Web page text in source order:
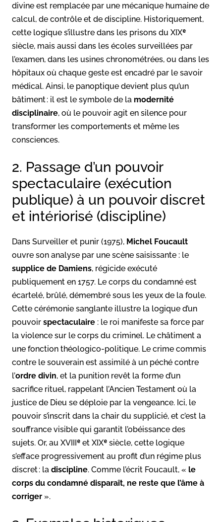
divine est remplacée par une mécanique humaine de
calcul, de contrôle et de discipline. Historiquement,
cette logique s’illustre dans les prisons du XIXᵉ
siècle, mais aussi dans les écoles surveillées par
l’examen, dans les usines chronométrées, ou dans les
hôpitaux où chaque geste est encadré par le savoir
médical. Ainsi, le panoptique devient plus qu’un
bâtiment : il est le symbole de la modernité
disciplinaire, où le pouvoir agit en silence pour
transformer les comportements et même les
consciences.
2. Passage d’un pouvoir
spectaculaire (exécution
publique) à un pouvoir discret
et intériorisé (discipline)
Dans Surveiller et punir (1975), Michel Foucault
ouvre son analyse par une scène saisissante : le
supplice de Damiens, régicide exécuté
publiquement en 1757. Le corps du condamné est
écartelé, brûlé, démembré sous les yeux de la foule.
Cette cérémonie sanglante illustre la logique d’un
pouvoir spectaculaire : le roi manifeste sa force par
la violence sur le corps du criminel. Le châtiment a
une fonction théologico-politique. Le crime commis
contre le souverain est assimilé à un péché contre
l’ordre divin, et la punition revêt la forme d’un
sacrifice rituel, rappelant l’Ancien Testament où la
justice de Dieu se déploie par la vengeance. Ici, le
pouvoir s’inscrit dans la chair du supplicié, et c’est la
souffrance visible qui garantit l’obéissance des
sujets. Or, au XVIIIᵉ et XIXᵉ siècle, cette logique
s’efface progressivement au profit d’un régime plus
discret : la discipline. Comme l’écrit Foucault, « le
corps du condamné disparaît, ne reste que l’âme à
corriger ».